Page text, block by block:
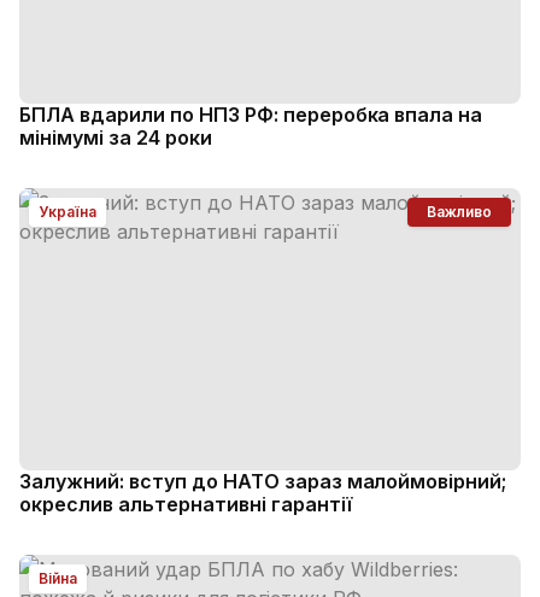
БПЛА вдарили по НПЗ РФ: переробка впала на
мінімумі за 24 роки
Україна Важливо
Залужний: вступ до НАТО зараз малоймовірний;
окреслив альтернативні гарантії
Війна